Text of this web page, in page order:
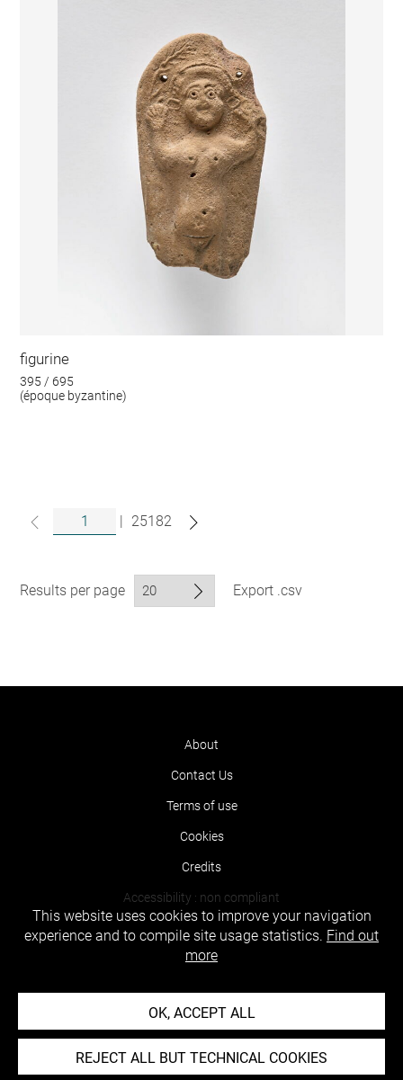
figurine
395 / 695
(époque byzantine)
| 25182
Results per page Export .csv
About
Contact Us
Terms of use
Cookies
Credits
Accessibility : non compliant
This website uses cookies to improve your navigation
experience and to compile site usage statistics. Find out
more
OK, ACCEPT ALL
REJECT ALL BUT TECHNICAL COOKIES